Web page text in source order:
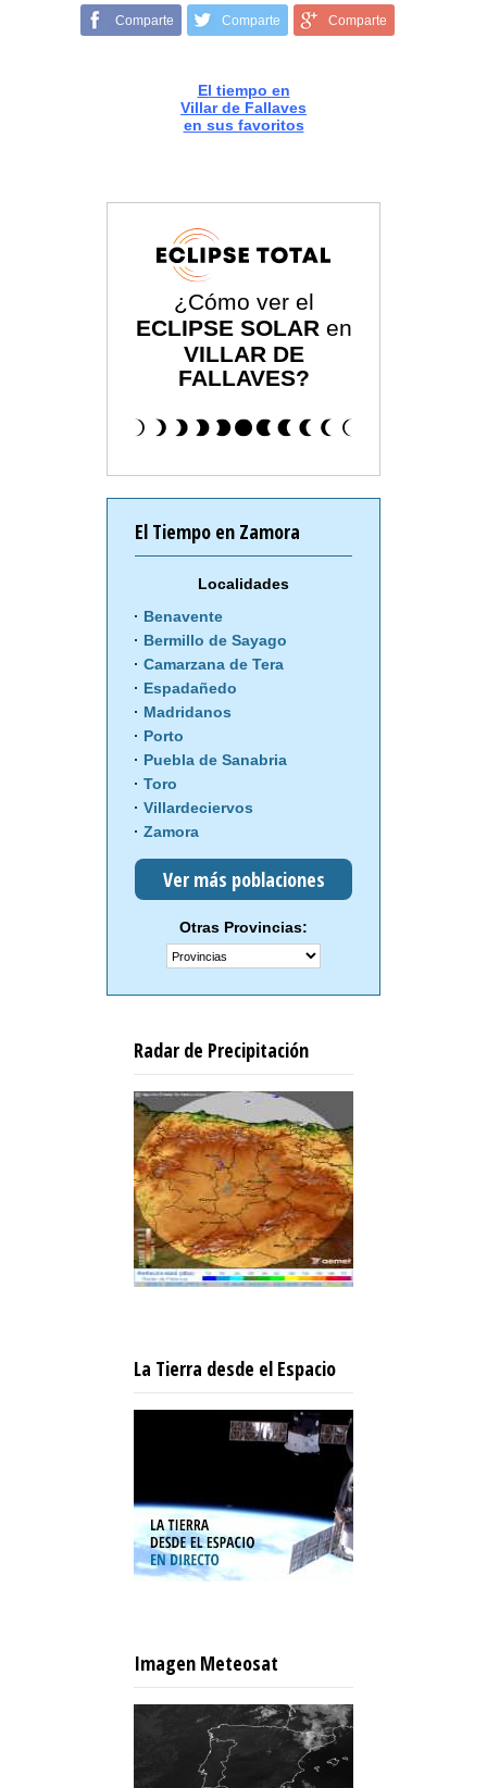
Comparte Comparte Comparte
El tiempo en
Villar de Fallaves
en sus favoritos
¿Cómo ver el
ECLIPSE SOLAR en
VILLAR DE
FALLAVES?
El Tiempo en Zamora
Localidades
Benavente
Bermillo de Sayago
Camarzana de Tera
Espadañedo
Madridanos
Porto
Puebla de Sanabria
Toro
Villardeciervos
Zamora
Ver más poblaciones
Otras Provincias:
Radar de Precipitación
La Tierra desde el Espacio
Imagen Meteosat